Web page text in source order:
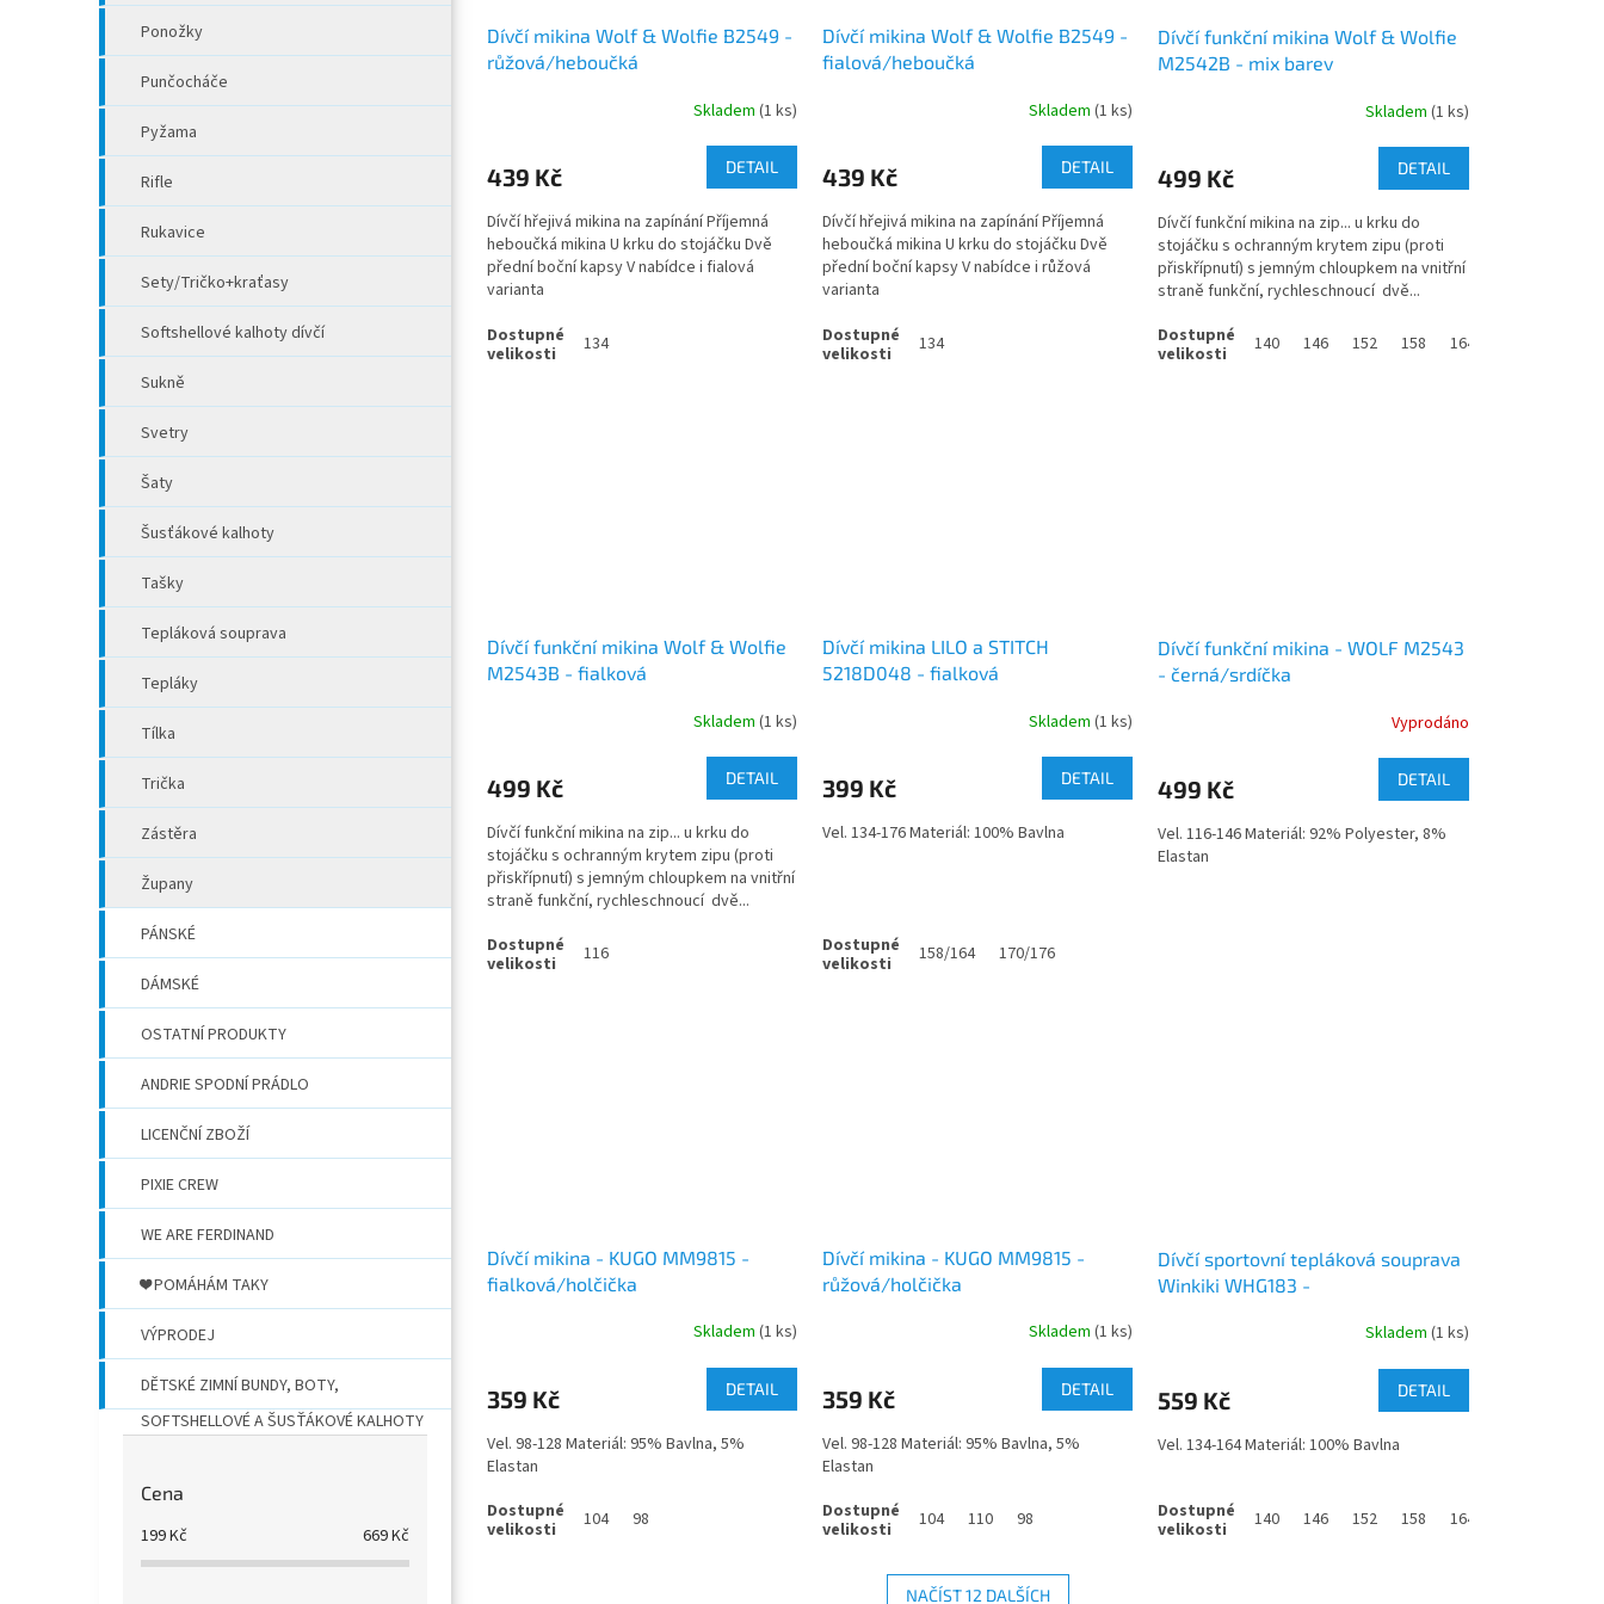
Ponožky
Punčocháče
Pyžama
Rifle
Rukavice
Sety/Tričko+kraťasy
Softshellové kalhoty dívčí
Sukně
Svetry
Šaty
Šusťákové kalhoty
Tašky
Tepláková souprava
Tepláky
Tílka
Trička
Zástěra
Župany
PÁNSKÉ
DÁMSKÉ
OSTATNÍ PRODUKTY
ANDRIE SPODNÍ PRÁDLO
LICENČNÍ ZBOŽÍ
PIXIE CREW
WE ARE FERDINAND
❤️ POMÁHÁM TAKY
VÝPRODEJ
DĚTSKÉ ZIMNÍ BUNDY, BOTY,
SOFTSHELLOVÉ A ŠUSŤÁKOVÉ KALHOTY
Cena
199Kč 669Kč
Dívčí mikina Wolf & Wolfie B2549 -
růžová/heboučká
Skladem (1 ks)
439 Kč DETAIL
Dívčí hřejivá mikina na zapínání Příjemná
heboučká mikina U krku do stojáčku Dvě
přední boční kapsy V nabídce i fialová
varianta
134
Dívčí mikina Wolf & Wolfie B2549 -
fialová/heboučká
Skladem (1 ks)
439 Kč DETAIL
Dívčí hřejivá mikina na zapínání Příjemná
heboučká mikina U krku do stojáčku Dvě
přední boční kapsy V nabídce i růžová
varianta
134
Dívčí funkční mikina Wolf & Wolfie
M2542B - mix barev
Skladem (1 ks)
499 Kč DETAIL
Dívčí funkční mikina na zip... u krku do
stojáčku s ochranným krytem zipu (proti
přiskřípnutí) s jemným chloupkem na vnitřní
straně funkční, rychleschnoucí dvě...
140 146 152 158 164
Dívčí funkční mikina Wolf & Wolfie
M2543B - fialková
Skladem (1 ks)
499 Kč DETAIL
Dívčí funkční mikina na zip... u krku do
stojáčku s ochranným krytem zipu (proti
přiskřípnutí) s jemným chloupkem na vnitřní
straně funkční, rychleschnoucí dvě...
116
Dívčí mikina LILO a STITCH
5218D048 - fialková
Skladem (1 ks)
399 Kč DETAIL
Vel. 134-176 Materiál: 100% Bavlna
158/164 170/176
Dívčí funkční mikina - WOLF M2543
- černá/srdíčka
Vyprodáno
499 Kč DETAIL
Vel. 116-146 Materiál: 92% Polyester, 8%
Elastan
Dívčí mikina - KUGO MM9815 -
fialková/holčička
Skladem (1 ks)
359 Kč DETAIL
Vel. 98-128 Materiál: 95% Bavlna, 5%
Elastan
104 98
Dívčí mikina - KUGO MM9815 -
růžová/holčička
Skladem (1 ks)
359 Kč DETAIL
Vel. 98-128 Materiál: 95% Bavlna, 5%
Elastan
104 110 98
Dívčí sportovní tepláková souprava
Winkiki WHG183 -
Skladem (1 ks)
559 Kč DETAIL
Vel. 134-164 Materiál: 100% Bavlna
140 146 152 158 164
NAČÍST 12 DALŠÍCH